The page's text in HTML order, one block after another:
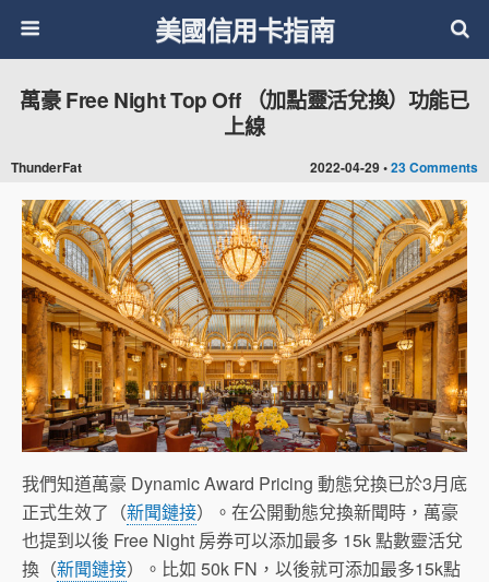
美國信用卡指南
2022-04-29 •23 Comments
萬豪 Free Night Top Off （加點靈活兌換）功能已
上線
ThunderFat
我們知道萬豪 Dynamic Award Pricing 動態兌換已於3月底
正式生效了（新聞鏈接）。在公開動態兌換新聞時，萬豪
也提到以後 Free Night 房券可以添加最多 15k 點數靈活兌
換（新聞鏈接）。比如 50k FN，以後就可添加最多15k點